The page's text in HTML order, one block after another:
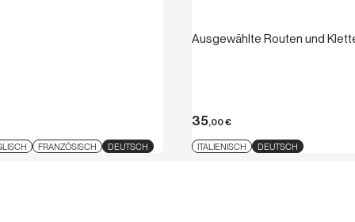
FRANZÖSISCH DEUTSCH
Ausgewählte Routen und
35,00€
ITALIENISCH DEUTSCH